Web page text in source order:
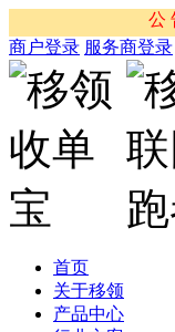
公
我司没有
商户登录 服务商登录
首页
关于移领
产品中心